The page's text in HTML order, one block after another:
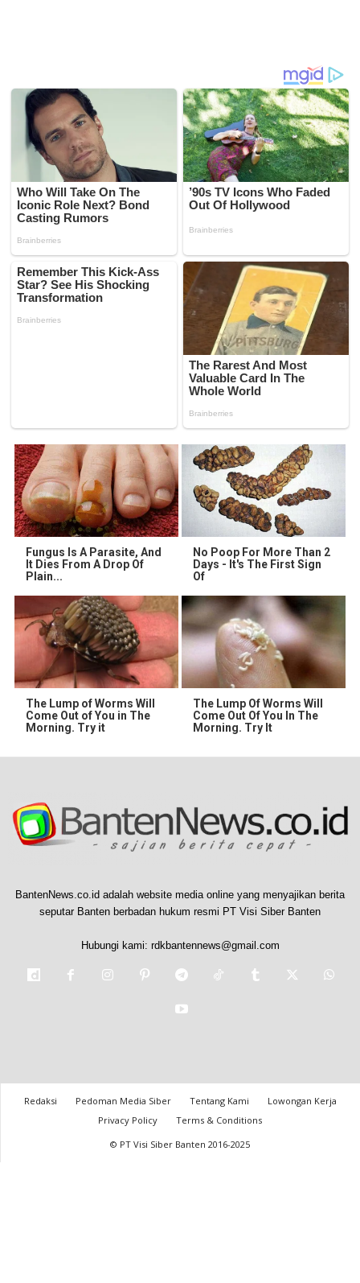
Fungus Is A Parasite, And
It Dies From A Drop Of
Plain...
No Poop For More Than 2
Days - It's The First Sign
Of
The Lump of Worms Will
Come Out of You in The
Morning. Try it
The Lump Of Worms Will
Come Out Of You In The
Morning. Try It
BantenNews.co.id adalah website media online yang menyajikan berita
seputar Banten berbadan hukum resmi PT Visi Siber Banten
Hubungi kami: rdkbantennews@gmail.com
Redaksi Pedoman Media Siber Tentang Kami
Lowongan Kerja
Privacy Policy
Terms & Conditions
© PT Visi Siber Banten 2016-2025